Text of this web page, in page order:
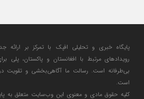
پایگاه خبری و تحلیلی افپک با تمرکز بر ارائه
رویدادهای مرتبط با افغانستان و پاکستان، پلی
بی‌طرفانه است. رسالت ما آگاهی‌بخشی و تقویت
است.
کلیه حقوق مادی و معنوی این وب‌سایت متعلق به